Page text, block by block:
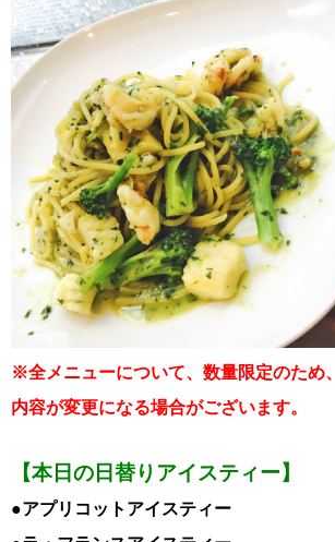
※全メニューについて、数量限定のため、
内容が変更になる場合がございます。
【本日の日替りアイスティー】
●アプリコットアイスティー